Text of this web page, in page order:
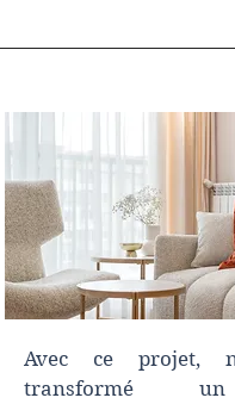
Avec ce projet,
transformé